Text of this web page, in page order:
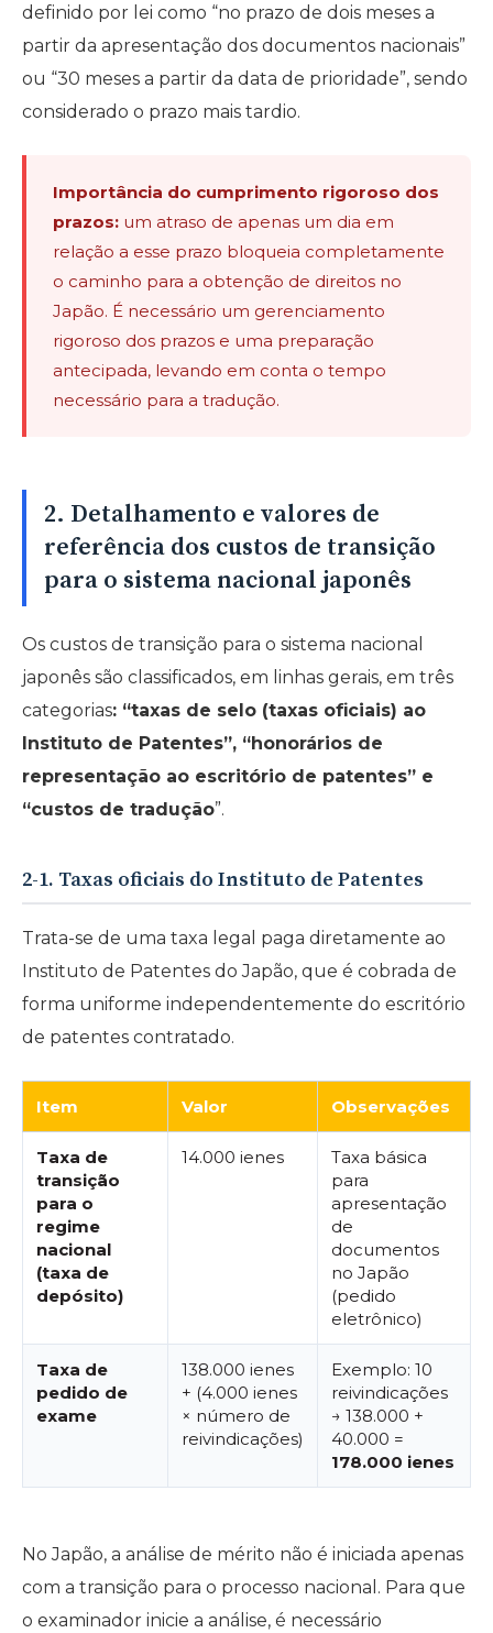
definido por lei como “no prazo de dois meses a
partir da apresentação dos documentos nacionais”
ou “30 meses a partir da data de prioridade”, sendo
considerado o prazo mais tardio.
Importância do cumprimento rigoroso dos
prazos: um atraso de apenas um dia em
relação a esse prazo bloqueia completamente
o caminho para a obtenção de direitos no
Japão. É necessário um gerenciamento
rigoroso dos prazos e uma preparação
antecipada, levando em conta o tempo
necessário para a tradução.
2. Detalhamento e valores de
referência dos custos de transição
para o sistema nacional japonês
Os custos de transição para o sistema nacional
japonês são classificados, em linhas gerais, em três
categorias: “taxas de selo (taxas oficiais) ao
Instituto de Patentes”, “honorários de
representação ao escritório de patentes” e
“custos de tradução”.
2-1. Taxas oficiais do Instituto de Patentes
Trata-se de uma taxa legal paga diretamente ao
Instituto de Patentes do Japão, que é cobrada de
forma uniforme independentemente do escritório
de patentes contratado.
Item Valor Observações
Taxa de
transição
para o
regime
nacional
(taxa de
depósito)
14.000 ienes
Taxa básica
para
apresentação
de
documentos
no Japão
(pedido
eletrônico)
Taxa de
pedido de
exame
138.000 ienes
+ (4.000 ienes
× número de
reivindicações)
Exemplo: 10
reivindicações
→ 138.000 +
40.000 =
178.000 ienes
No Japão, a análise de mérito não é iniciada apenas
com a transição para o processo nacional. Para que
o examinador inicie a análise, é necessário